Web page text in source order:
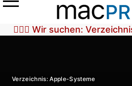
Menü
🕵🏼‍♀️ Wir suchen:
Verzeichnis: Apple-Systeme